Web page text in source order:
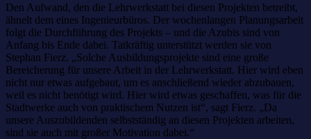
Den Aufwand, den die Lehrwerkstatt bei diesen Projekten betreibt,
ähnelt dem eines Ingenieurbüros. Der wochenlangen Planungsarbeit
folgt die Durchführung des Projekts – und die Azubis sind von
Anfang bis Ende dabei. Tatkräftig unterstützt werden sie von
Stephan Fierz. „Solche Ausbildungsprojekte sind eine große
Bereicherung für unsere Arbeit in der Lehrwerkstatt. Hier wird eben
nicht nur etwas aufgebaut, um es anschließend wieder abzubauen,
weil es nicht benötigt wird. Hier wird etwas geschaffen, was für die
Stadtwerke auch von praktischem Nutzen ist“, sagt Fierz. „Da
unsere Auszubildenden selbstständig an diesen Projekten arbeiten,
sind sie auch mit großer Motivation dabei.“